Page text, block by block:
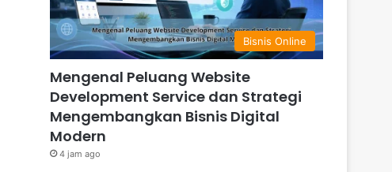
Bisnis Online
Mengenal Peluang Website
Development Service dan Strategi
Mengembangkan Bisnis Digital
Modern
4 jam ago